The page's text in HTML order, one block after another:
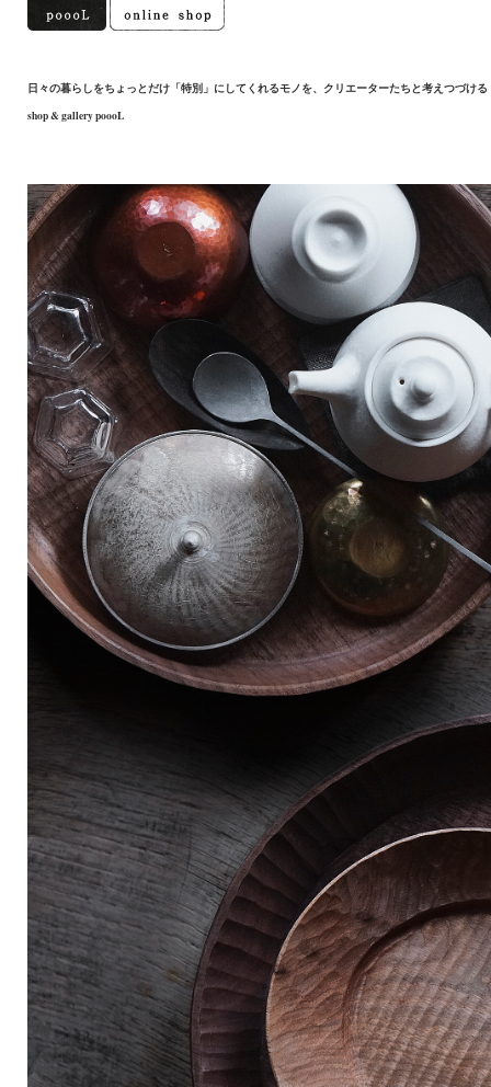
日々の暮らしをちょっとだけ「特別」にしてくれるモノを、クリエーターたちと考えつづける
shop & gallery poooL